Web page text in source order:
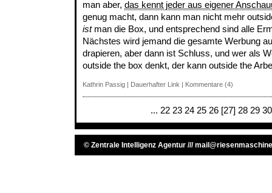
man aber, das kennt jeder aus eigener
genug macht, dann kann man nicht mehr
istman die Box, und entsprechend sind alle
Nächstes wird jemand die gesamte Werbung
drapieren, aber dann ist Schluss, und wer als
outside the box denkt, der kann outside the
Kathrin Passig | Dauerhafter Link | Kommentare (4)
... 22 23 24 25 26 [27] 28 29 30
© Zentrale Intelligenz Agentur ///